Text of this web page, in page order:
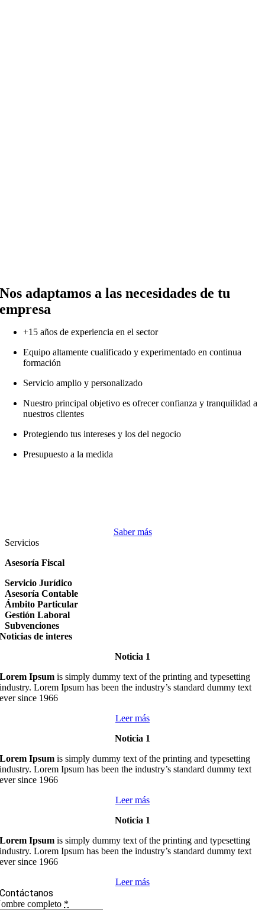
Nos adaptamos a las necesidades de tu
empresa
+15 años de experiencia en el sector
Equipo altamente cualificado y experimentado en continua
formación
Servicio amplio y personalizado
Nuestro principal objetivo es ofrecer confianza y tranquilidad a
nuestros clientes
Protegiendo tus intereses y los del negocio
Presupuesto a la medida
Saber más
Servicios
Asesoría Fiscal
Servicio Jurídico
Asesoría Contable
Ámbito Particular
Gestión Laboral
Subvenciones
Noticias de interes
Noticia 1
Lorem Ipsum is simply dummy text of the printing and typesetting
industry. Lorem Ipsum has been the industry’s standard dummy text
ever since 1966
Leer más
Noticia 1
Lorem Ipsum is simply dummy text of the printing and typesetting
industry. Lorem Ipsum has been the industry’s standard dummy text
ever since 1966
Leer más
Noticia 1
Lorem Ipsum is simply dummy text of the printing and typesetting
industry. Lorem Ipsum has been the industry’s standard dummy text
ever since 1966
Leer más
Contáctanos
completo *